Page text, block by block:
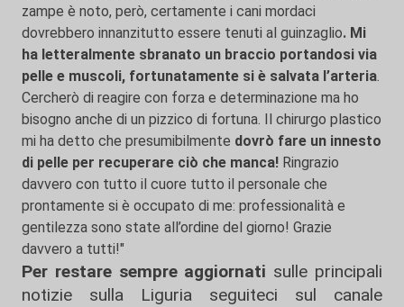
zampe è noto, però, certamente i cani mordaci
dovrebbero innanzitutto essere tenuti al guinzaglio. Mi
ha letteralmente sbranato un braccio portandosi via
pelle e muscoli, fortunatamente si è salvata l’arteria.
Cercherò di reagire con forza e determinazione ma ho
bisogno anche di un pizzico di fortuna. Il chirurgo plastico
mi ha detto che presumibilmente dovrò fare un innesto
di pelle per recuperare ciò che manca! Ringrazio
davvero con tutto il cuore tutto il personale che
prontamente si è occupato di me: professionalità e
gentilezza sono state all’ordine del giorno! Grazie
davvero a tutti!"
Per restare sempre aggiornati sulle principali
notizie sulla Liguria seguiteci sul canale